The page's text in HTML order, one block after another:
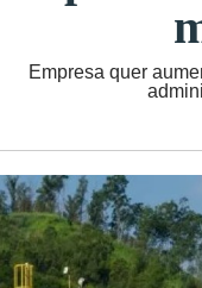
Empresa quer